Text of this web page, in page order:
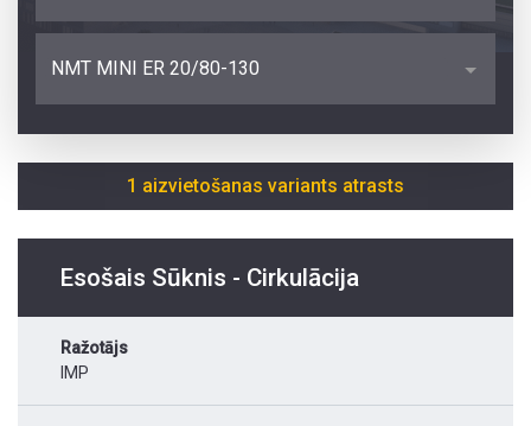
NMT MINI ER 20/80-130
1 aizvietošanas variants atrasts
Esošais Sūknis - Cirkulācija
Ražotājs
IMP